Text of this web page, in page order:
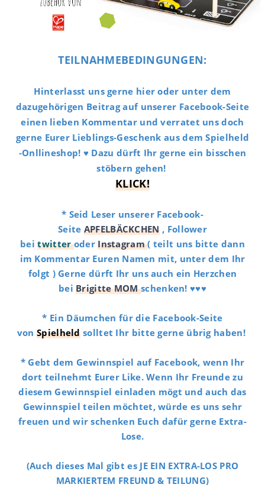
TEILNAHMEBEDINGUNGEN:
Hinterlasst uns gerne hier oder unter dem
dazugehörigen Beitrag auf unserer Facebook-Seite
einen lieben Kommentar und verratet uns doch
gerne Eurer Lieblings-Geschenk aus dem Spielheld
-Onllineshop! ♥ Dazu dürft Ihr gerne ein bisschen
stöbern gehen!
KLICK!
* Seid Leser unserer Facebook-
Seite APFELBÄCKCHEN, Follower
beitwitteroderInstagram( teilt uns bitte dann
im Kommentar Euren Namen mit, unter dem Ihr
folgt ) Gerne dürft Ihr uns auch ein Herzchen
beiBrigitte MOMschenken! ♥♥♥
* Ein Däumchen für die Facebook-Seite
vonSpielheldsolltet Ihr bitte gerne übrig haben!
* Gebt dem Gewinnspiel auf Facebook, wenn Ihr
dort teilnehmt Eurer Like. Wenn Ihr Freunde zu
diesem Gewinnspiel einladen mögt und auch das
Gewinnspiel teilen möchtet, würde es uns sehr
freuen und wir schenken Euch dafür gerne Extra-
Lose.
(Auch dieses Mal gibt es JE EIN EXTRA-LOS PRO
MARKIERTEM FREUND & TEILUNG)